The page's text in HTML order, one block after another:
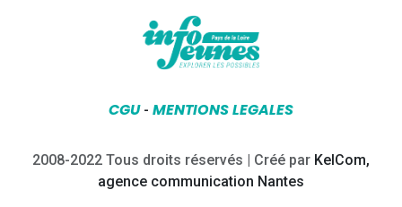
CGU- MENTIONS LEGALES
2008-2022 Tous droits réservés | Créé par KelCom,
agence communication Nantes